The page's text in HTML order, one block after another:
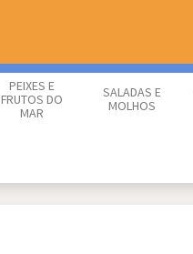
PEIXES E
FRUTOS DO
MAR
SALADAS E
MOLHOS